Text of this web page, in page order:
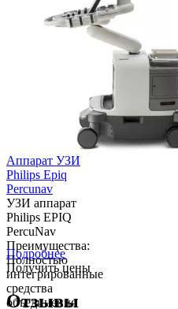
использовать
различные
Аппарат УЗИ
Philips Epiq
Percunav
УЗИ аппарат
Philips EPIQ
PercuNav
Преимущества:
Полностью
интегрированные
средства
объединения
Подробнее
Получить цены
Отзывы